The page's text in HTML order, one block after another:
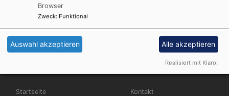
Der Chor probt montags um 19:00 Uhr im
Gemeindehaus. Kontakt: Regina Gehde, Tel.: 08751-
9777.
Hauptnavigation
Startseite Fußbereichsmenü
Kontakt
Browser
Zweck: Funktional
Auswahl akzeptieren Alle akzeptieren
Realisiert mit Klaro!